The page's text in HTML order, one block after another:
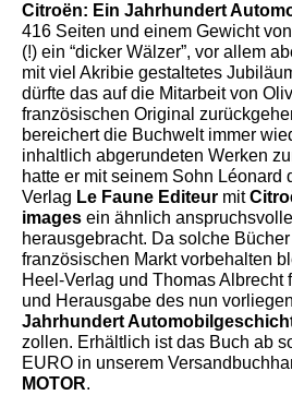
Citroën: Ein Jahrhundert
416 Seiten und einem Gewicht
(!) ein “dicker Wälzer”, vor allem
mit viel Akribie gestaltetes
dürfte das auf die Mitarbeit von
französischen Original
bereichert die Buchwelt immer
inhaltlich abgerundeten Werken
hatte er mit seinem Sohn Léonard
Verlag Le Faune Editeur mit
images ein ähnlich
herausgebracht. Da solche
französischen Markt vorbehalten
Heel-Verlag und Thomas Albrecht
und Herausgabe des nun
Jahrhundert
zollen. Erhältlich ist das Buch ab
EURO in unserem
MOTOR.